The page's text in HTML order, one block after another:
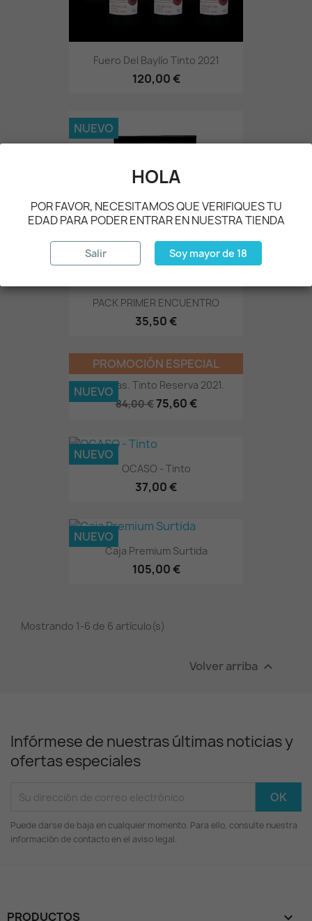
Fuero Del Baylío Tinto 2021
120,00 €
PACK PRIMER ENCUENTRO
35,50 €
NUEVO
9 Cepas. Tinto Reserva 2021.
84,00 €75,60 €
PROMOCIÓN ESPECIAL
NUEVO
OCASO - Tinto
37,00 €
NUEVO
Caja Premium Surtida
105,00 €
NUEVO
Mostrando 1-6 de 6 artículo(s)
Volver arriba 
Infórmese de nuestras últimas noticias y
ofertas especiales
Puede darse de baja en cualquier momento. Para ello, consulte nuestra
información de contacto en el aviso legal.
PRODUCTOS
HOLA
POR FAVOR, NECESITAMOS QUE VERIFIQUES TU
EDAD PARA PODER ENTRAR EN NUESTRA TIENDA
Salir Soy mayor de 18